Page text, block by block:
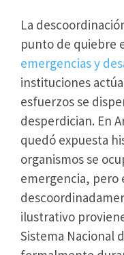
La
punto de quiebre
emergencias y
instituciones
esfuerzos se
desperdician. En
quedó expuesta
organismos se
emergencia, pero
ilustrativo
Sistema Nacional